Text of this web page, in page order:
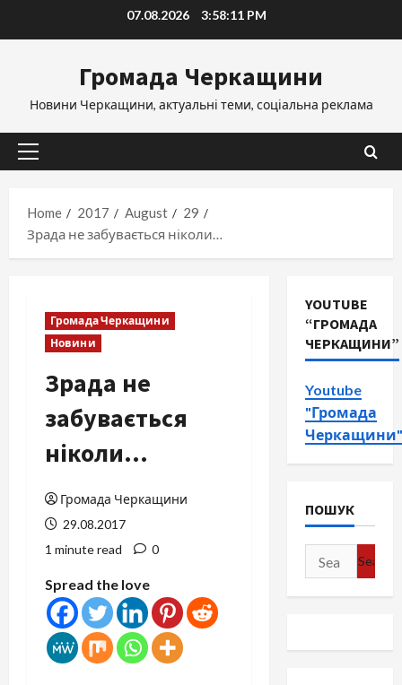
07.08.2026 3:58:12 PM
Громада Черкащини
Новини Черкащини, актуальні теми, соціальна реклама
Primary
Home
2017 August
29
Зрада не забувається ніколи…
Громада Черкащини
Новини
Зрада не
забувається
ніколи…
Громада Черкащини
29.08.2017
1 minute read
0
Spread the love
YOUTUBE
“ГРОМАДА
ЧЕРКАЩИНИ”
Youtube
"Громада
Черкащини"
ПОШУК
Search
for: